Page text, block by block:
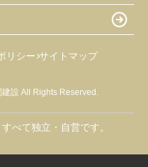
リシー サイトマップ
設 All Rights Reserved.
べて独立・自営です。